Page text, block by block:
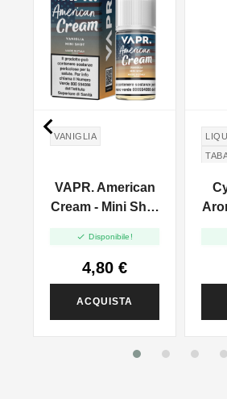
VANIGLIA
VAPR. American
Cream - Mini Shot
 Disponibile!
4,80 €
ACQUISTA
